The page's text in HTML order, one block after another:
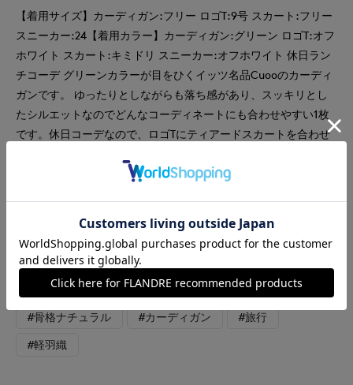
【着用サイズ】カーディガン:フリー ロゴT:9号 スカート:フリー
スニーカー:24【着用カラー】カーディガン:グリーン ロゴT:オフ
ホワイト スカート:キミドリ スニーカー:オフホワイト 休日ラン
チコーデ グリーンカラーが目をひくイッツ名品Cuooのカーディ
ガンです。 ゆったりとしながらも落ち感があり、スッキリとし
たシルエットなのでどんなコーディネートにも合わせやすい1枚
です。休日コーデなので、ロゴTにティアードスカートを合わせ
総ゴムなのでストレスフリーですよ。 ランチコーデにおすすめ
#女子会
#デート #ウォッシャブル
#コットン #カジュアル #新作
#骨格ナチュラル #カーディガン #旅行
#軽羽織